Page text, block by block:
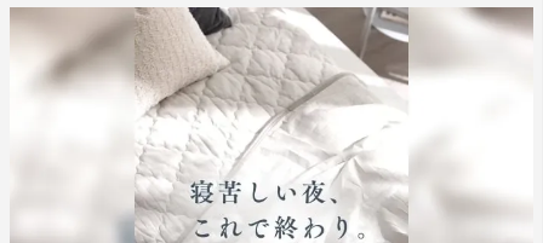
サカナクション 山口一郎
平手友梨奈